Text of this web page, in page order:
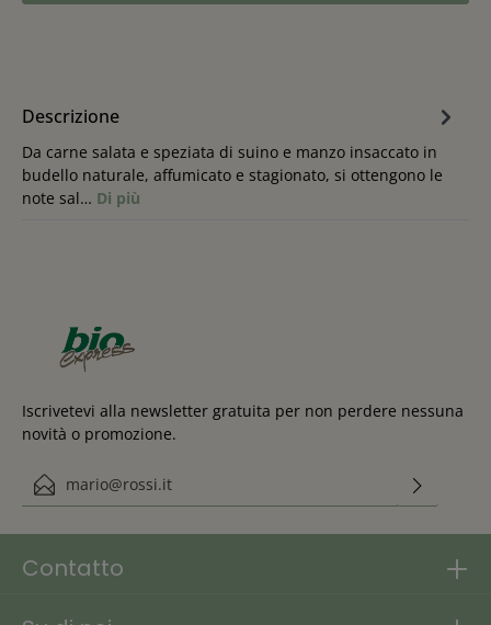
Descrizione
Da carne salata e speziata di suino e manzo insaccato in
budello naturale, affumicato e stagionato, si ottengono le
note sal… Di più
Iscrivetevi alla newsletter gratuita per non perdere nessuna
novità o promozione.
Indirizzo e-mail*
disposizioni in materia di protezione dei dati personali.
privacy edi GoogleTermini di servizio.
Contatto